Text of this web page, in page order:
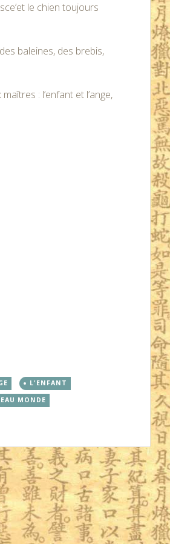
le chien toujours
baleines, des brebis,
: l’enfant et l’ange,
L'ENFANT
MONDE